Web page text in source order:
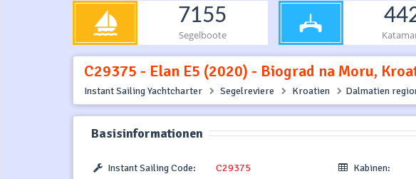
7155
Segelboote
C29375 - Elan E5 (2020) - Biograd na Moru,
Instant Sailing Yachtcharter Segelreviere Kroatien Dalmatien
Basisinformationen
Instant Sailing Code:
C29375
Kabinen: